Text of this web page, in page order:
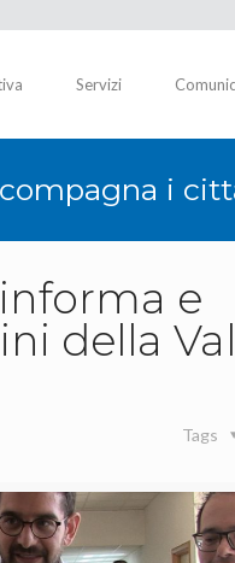
Servizi
i
e
della
Tags